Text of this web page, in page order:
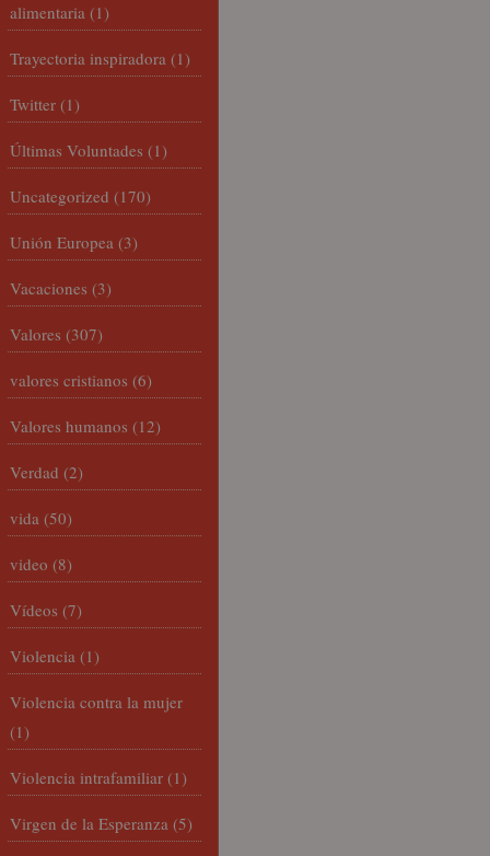
alimentaria (1)
Trayectoria inspiradora (1)
Twitter (1)
Últimas Voluntades (1)
Uncategorized (170)
Unión Europea (3)
Vacaciones (3)
Valores (307)
valores cristianos (6)
Valores humanos (12)
Verdad (2)
vida (50)
video (8)
Vídeos (7)
Violencia (1)
Violencia contra la mujer
(1)
Violencia intrafamiliar (1)
Virgen de la Esperanza (5)